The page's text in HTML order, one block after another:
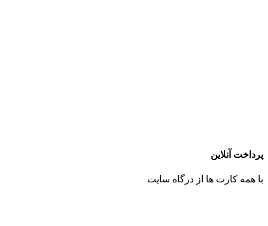
پرداخت آنلاین
با همه کارت ها از درگاه سایت